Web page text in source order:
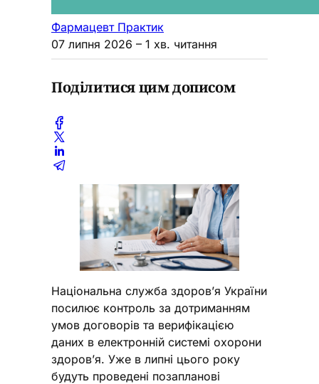
Фармацевт Практик
07 липня 2026 – 1 хв. читання
Поділитися цим дописом
Національна служба здоров’я України
посилює контроль за дотриманням
умов договорів та верифікацією
даних в електронній системі охорони
здоров’я. Уже в липні цього року
будуть проведені позапланові